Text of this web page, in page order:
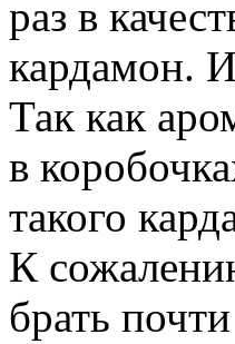
раз в
кардамон.
Так как
в
такого
К
брать